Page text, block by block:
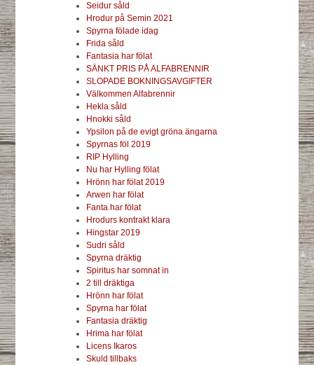
Seidur såld
Hrodur på Semin 2021
Spyrna fölade idag
Frida såld
Fantasia har fölat
SÄNKT PRIS PÅ ALFABRENNIR
SLOPADE BOKNINGSAVGIFTER
Välkommen Alfabrennir
Hekla såld
Hnokki såld
Ypsilon på de evigt gröna ängarna
Spyrnas föl 2019
RIP Hylling
Nu har Hylling fölat
Hrönn har fölat 2019
Arwen har fölat
Fanta har fölat
Hrodurs kontrakt klara
Hingstar 2019
Sudri såld
Spyrna dräktig
Spiritus har somnat in
2 till dräktiga
Hrönn har fölat
Spyrna har fölat
Fantasia dräktig
Hrima har fölat
Licens Ikaros
Skuld tillbaks